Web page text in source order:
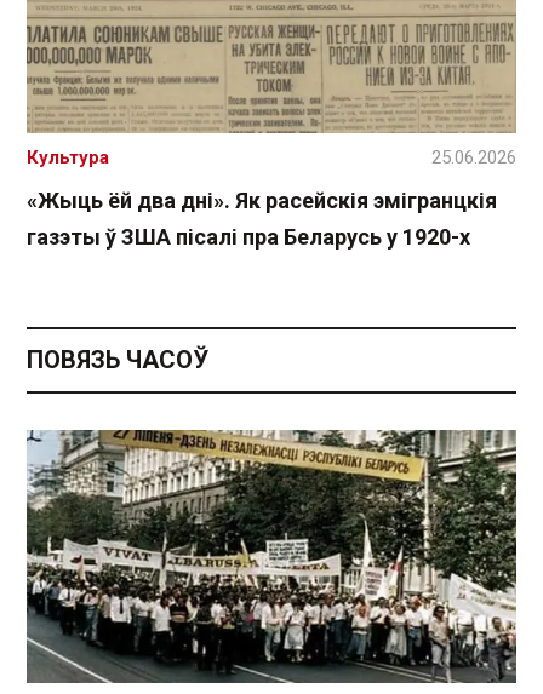
«Жыць ёй два дні». Як расейскія эмігранцкія
газэты ў ЗША пісалі пра Беларусь у 1920-х
Культура 25.06.2026
ПОВЯЗЬ ЧАСОЎ